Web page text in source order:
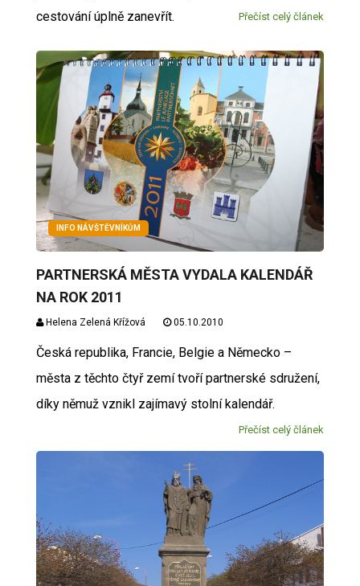
cestování úplně zanevřít.
Přečíst celý článek
INFO NÁVŠTĚVNÍKŮM
PARTNERSKÁ MĚSTA VYDALA KALENDÁŘ
NA ROK 2011
Helena Zelená Křížová 05.10.2010
Česká republika, Francie, Belgie a Německo –
města z těchto čtyř zemí tvoří partnerské sdružení,
díky němuž vznikl zajímavý stolní kalendář.
Přečíst celý článek